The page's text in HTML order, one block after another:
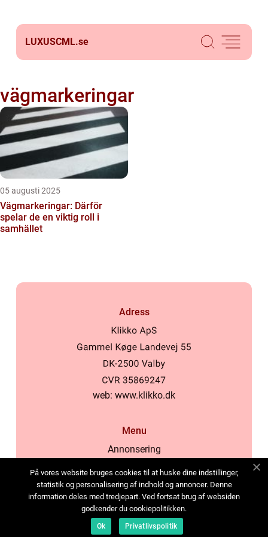
LUXUSCML.se
vägmarkeringar
05 augusti 2025
Vägmarkeringar: Därför
spelar de en viktig roll i
samhället
Adress
web: www.klikko.dk
Menu
Annonsering
Cookies
Kontakta oss
Sitemap
På vores website bruges cookies til at huske dine indstillinger,
statistik og personalisering af indhold og annoncer. Denne
information deles med tredjepart. Ved fortsat brug af websiden
godkender du cookiepolitikken.
Ok Privatlivspolitik